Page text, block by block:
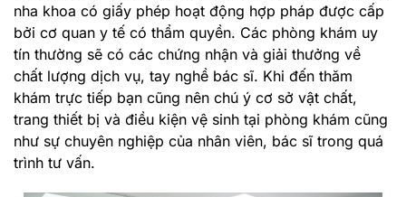
nha khoa có giấy phép hoạt động hợp pháp được cấp
bởi cơ quan y tế có thẩm quyền. Các phòng khám uy
tín thường sẽ có các chứng nhận và giải thưởng về
chất lượng dịch vụ, tay nghề bác sĩ. Khi đến thăm
khám trực tiếp bạn cũng nên chú ý cơ sở vật chất,
trang thiết bị và điều kiện vệ sinh tại phòng khám cũng
như sự chuyên nghiệp của nhân viên, bác sĩ trong quá
trình tư vấn.